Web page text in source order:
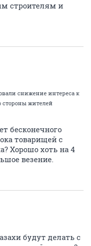
строителям и
снижение интереса к
жителей
бесконечного
товарищей с
Хорошо хоть на 4
везение.
будут делать с